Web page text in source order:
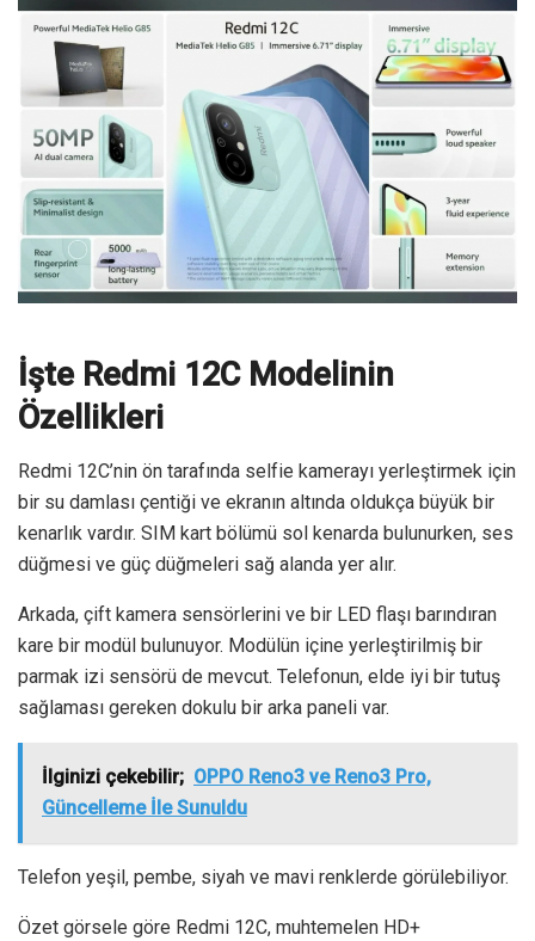
İşte Redmi 12C Modelinin
Özellikleri
Redmi 12C’nin ön tarafında selfie kamerayı yerleştirmek için
bir su damlası çentiği ve ekranın altında oldukça büyük bir
kenarlık vardır. SIM kart bölümü sol kenarda bulunurken, ses
düğmesi ve güç düğmeleri sağ alanda yer alır.
Arkada, çift kamera sensörlerini ve bir LED flaşı barındıran
kare bir modül bulunuyor. Modülün içine yerleştirilmiş bir
parmak izi sensörü de mevcut. Telefonun, elde iyi bir tutuş
sağlaması gereken dokulu bir arka paneli var.
İlginizi çekebilir; OPPO Reno3 ve Reno3 Pro,
Güncelleme İle Sunuldu
Telefon yeşil, pembe, siyah ve mavi renklerde görülebiliyor.
Özet görsele göre Redmi 12C, muhtemelen HD+